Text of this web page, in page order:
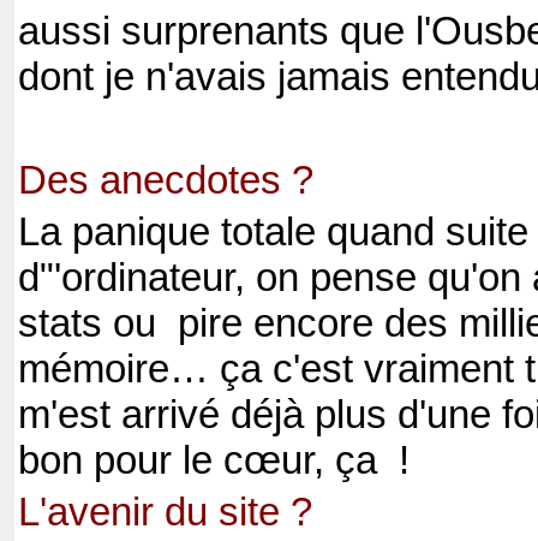
aussi surprenants que
dont je n'avais jamais
Des anecdotes ?
La panique totale quand
d"'ordinateur, on pense
stats ou pire encore des
mémoire… ça c'est vraiment
m'est arrivé déjà plus d'une
bon pour le cœur, ça !
L'avenir du site ?